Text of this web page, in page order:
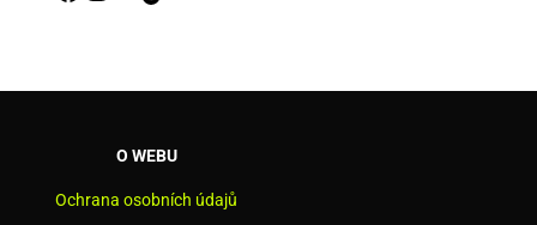
O WEBU
Ochrana osobních údajů